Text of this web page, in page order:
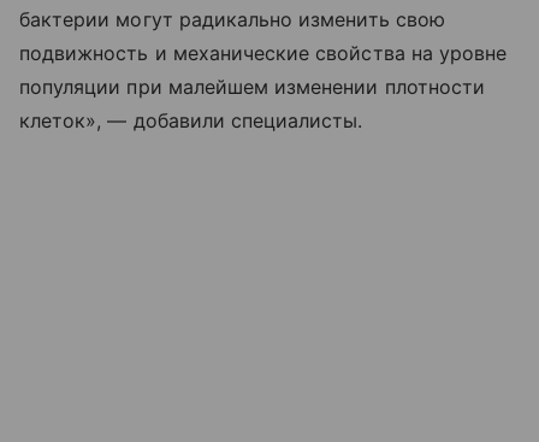
бактерии могут радикально изменить свою
подвижность и механические свойства на уровне
популяции при малейшем изменении плотности
клеток», — добавили специалисты.